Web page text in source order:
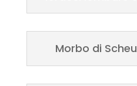
Morbo di